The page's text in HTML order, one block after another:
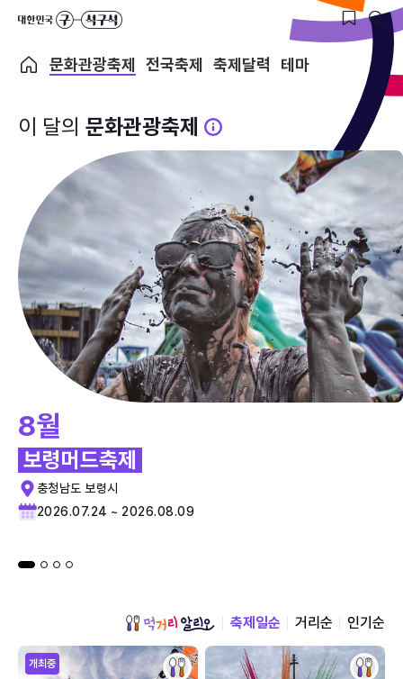
문화관광축제 전국축제 축제달력 테마
이 달의 문화관광축제
8월
보령머드축제
충청남도 보령시
2026.07.24 ~ 2026.08.09
축제일순 거리순 인기순
개최중